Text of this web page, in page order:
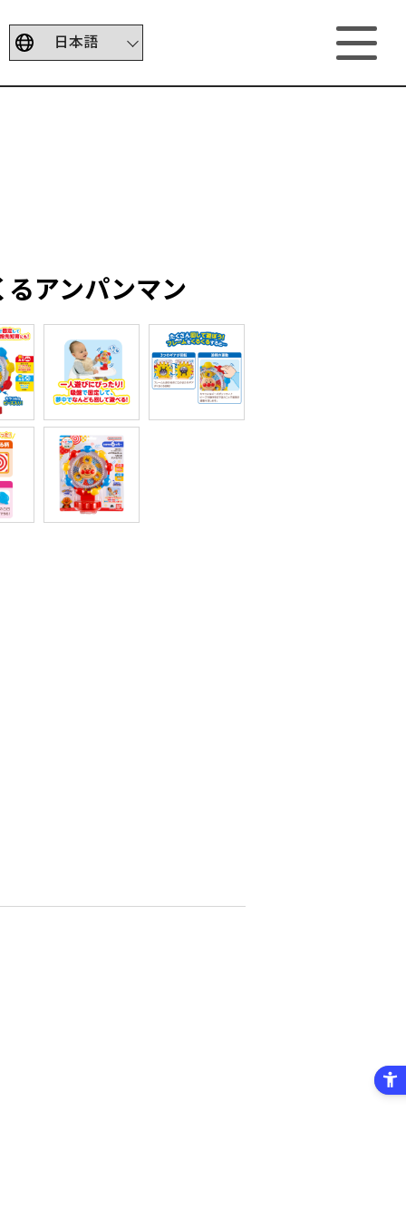
アンパンマン